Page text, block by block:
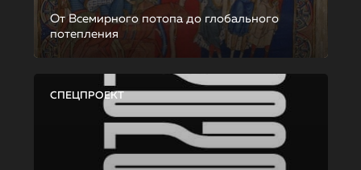
От Всемирного потопа до глобального
потепления
СПЕЦПРОЕКТ